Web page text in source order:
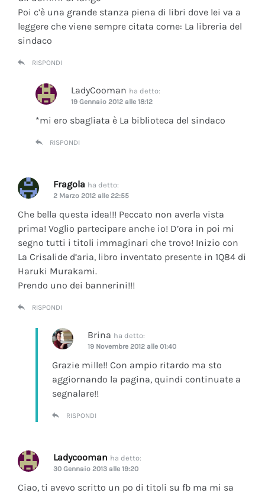
Poi c’è una grande stanza piena di libri dove lei va a
leggere che viene sempre citata come: La libreria del
sindaco
RISPONDI
LadyCooman ha detto:
19 Gennaio 2012 alle 18:12
*mi ero sbagliata è La biblioteca del sindaco
RISPONDI
Fragola ha detto:
2 Marzo 2012 alle 22:55
Che bella questa idea!!! Peccato non averla vista
prima! Voglio partecipare anche io! D’ora in poi mi
segno tutti i titoli immaginari che trovo! Inizio con
La Crisalide d’aria, libro inventato presente in 1Q84 di
Haruki Murakami.
Prendo uno dei bannerini!!!
RISPONDI
Brina ha detto:
19 Novembre 2012 alle 01:40
Grazie mille!! Con ampio ritardo ma sto
aggiornando la pagina, quindi continuate a
segnalare!!
RISPONDI
Ladycooman ha detto:
30 Gennaio 2013 alle 19:20
Ciao, ti avevo scritto un po di titoli su fb ma mi sa